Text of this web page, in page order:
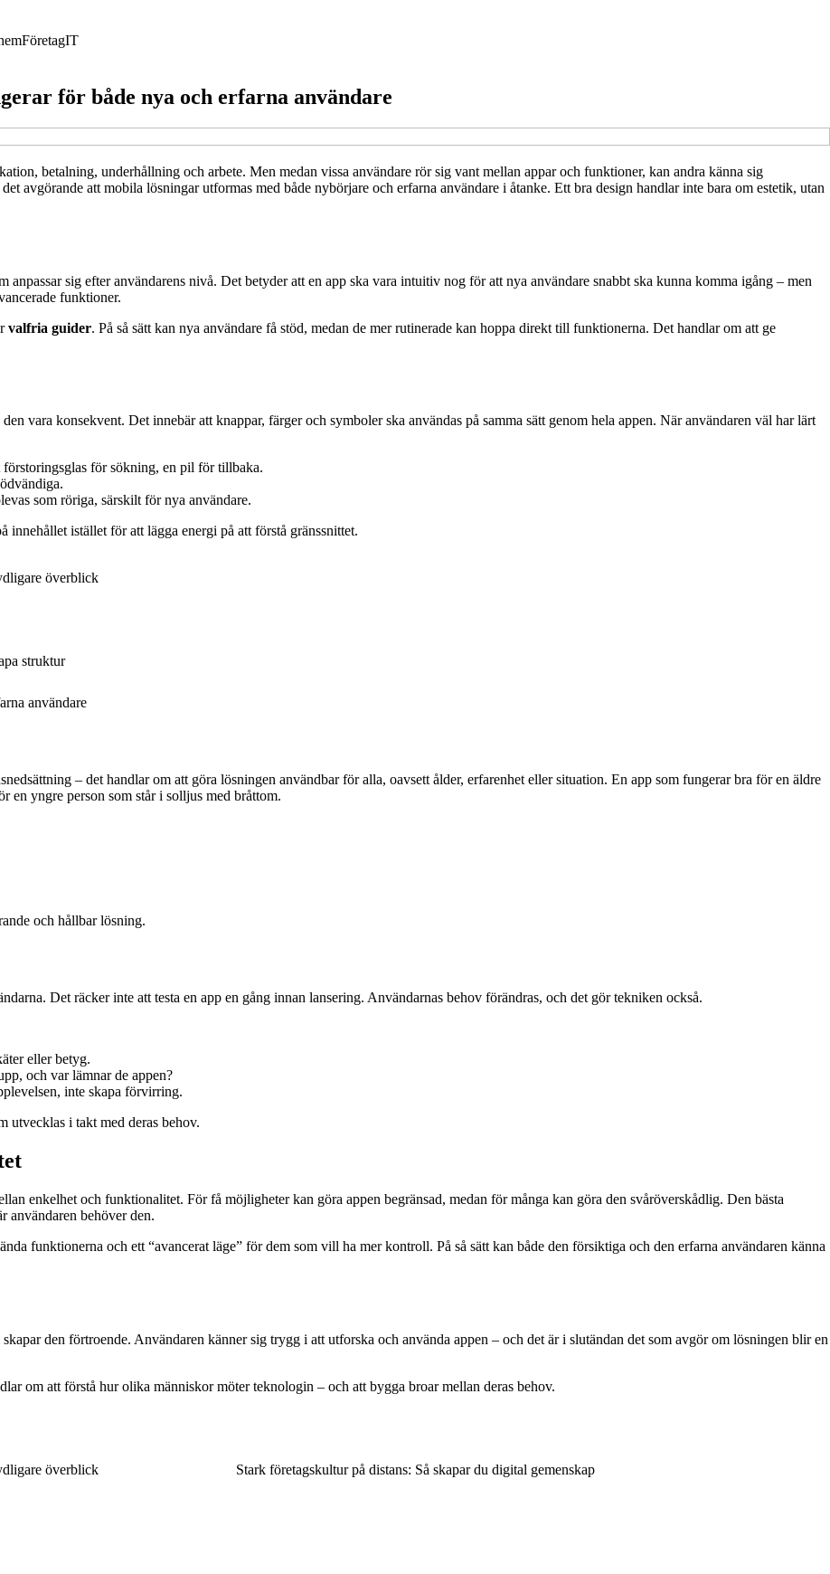
FöretagIT
för både nya och erfarna användare
betalning, underhållning och arbete. Men medan vissa användare rör sig vant mellan appar och funktioner, kan andra känna sig
avgörande att mobila lösningar utformas med både nybörjare och erfarna användare i åtanke. Ett bra design handlar inte bara om estetik, utan
sig efter användarens nivå. Det betyder att en app ska vara intuitiv nog för att nya användare snabbt ska kunna komma igång – men
funktioner.
valfria guider. På så sätt kan nya användare få stöd, medan de mer rutinerade kan hoppa direkt till funktionerna. Det handlar om att ge
vara konsekvent. Det innebär att knappar, färger och symboler ska användas på samma sätt genom hela appen. När användaren väl har lärt
för sökning, en pil för tillbaka.
som röriga, särskilt för nya användare.
istället för att lägga energi på att förstå gränssnittet.
överblick
struktur
användare
– det handlar om att göra lösningen användbar för alla, oavsett ålder, erfarenhet eller situation. En app som fungerar bra för en äldre
en yngre person som står i solljus med bråttom.
och hållbar lösning.
Det räcker inte att testa en app en gång innan lansering. Användarnas behov förändras, och det gör tekniken också.
eller betyg.
och var lämnar de appen?
inte skapa förvirring.
utvecklas i takt med deras behov.
enkelhet och funktionalitet. För få möjligheter kan göra appen begränsad, medan för många kan göra den svåröverskådlig. Den bästa
användaren behöver den.
funktionerna och ett “avancerat läge” för dem som vill ha mer kontroll. På så sätt kan både den försiktiga och den erfarna användaren känna
den förtroende. Användaren känner sig trygg i att utforska och använda appen – och det är i slutändan det som avgör om lösningen blir en
om att förstå hur olika människor möter teknologin – och att bygga broar mellan deras behov.
överblick Stark företagskultur på distans: Så skapar du digital gemenskap